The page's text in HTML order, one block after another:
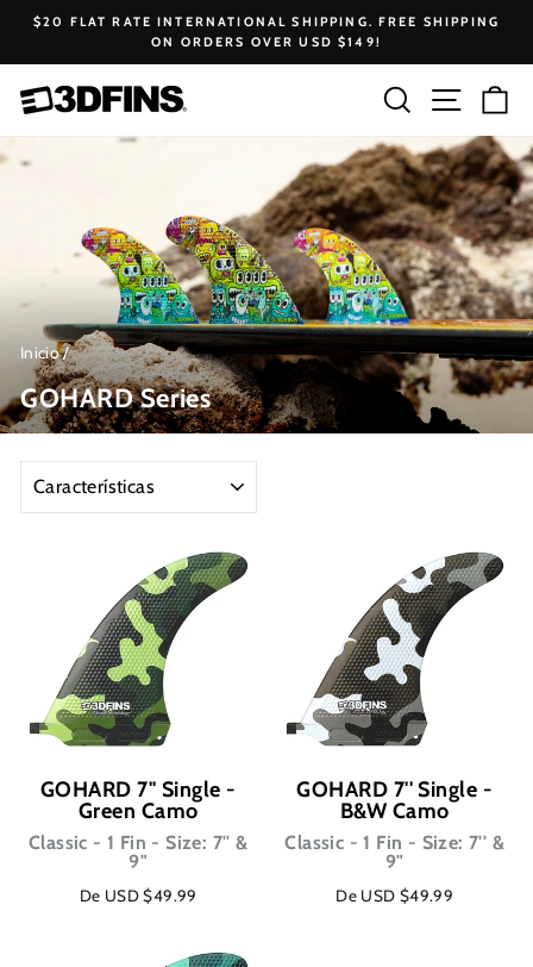
al
contenido
diapositivas
$20 FLAT RATE INTERNATIONAL SHIPPING. FREE SHIPPING
ON ORDERS OVER USD $149!
Buscar
Inicio /
GOHARD Series
GOHARD 7'' Single -
Green Camo
Classic - 1 Fin - Size: 7'' &
9"
De USD $49.99
GOHARD 7'' Single -
B&W Camo
Classic - 1 Fin - Size: 7'' &
9"
De USD $49.99